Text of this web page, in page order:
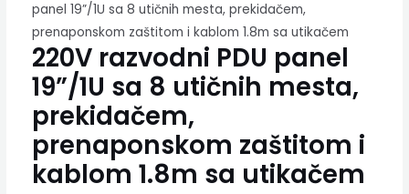
panel 19”/1U sa 8 utičnih mesta, prekidačem,
prenaponskom zaštitom i kablom 1.8m sa utikačem
220V razvodni PDU panel
19”/1U sa 8 utičnih mesta,
prekidačem,
prenaponskom zaštitom i
kablom 1.8m sa utikačem
mesta,
prekidačem,
prenaponskom
zaštitom
kablom
1.8m
sa
utikačem
količina